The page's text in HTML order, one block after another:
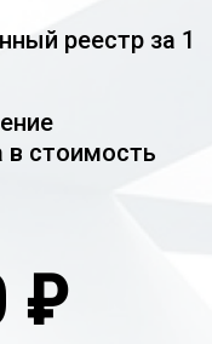
реестр за 1
в стоимость
₽